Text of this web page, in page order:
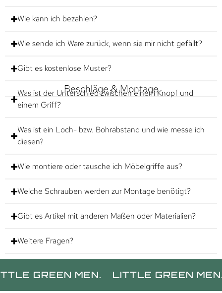
Wie kann ich bezahlen?
Wie sende ich Ware zurück, wenn sie mir nicht gefällt?
Gibt es kostenlose Muster?
Beschläge & Montage
Was ist der Unterschied zwischen einem Knopf und
einem Griff?
Was ist ein Loch- bzw. Bohrabstand und wie messe ich
diesen?
Wie montiere oder tausche ich Möbelgriffe aus?
Welche Schrauben werden zur Montage benötigt?
Gibt es Artikel mit anderen Maßen oder Materialien?
Weitere Fragen?
MEN. LITTLE GREEN MEN.